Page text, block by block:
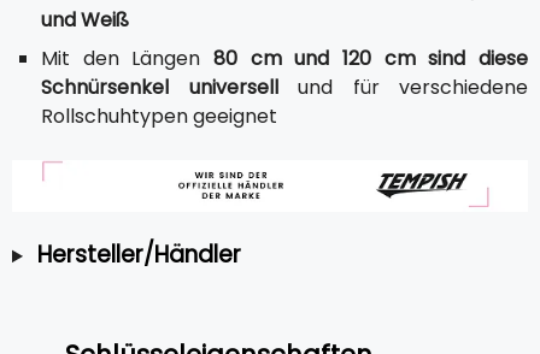
und Weiß
Mit den Längen 80 cm und 120 cm sind diese
Schnürsenkel universellund für verschiedene
Rollschuhtypen geeignet
Hersteller/Händler